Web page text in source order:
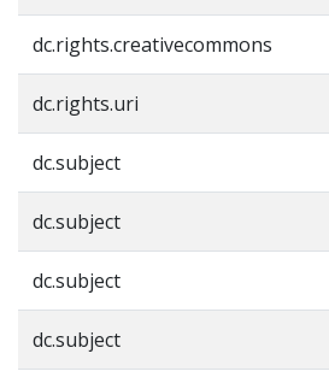
dc.rights.creativecommons
dc.rights.uri
dc.subject
dc.subject
dc.subject
dc.subject